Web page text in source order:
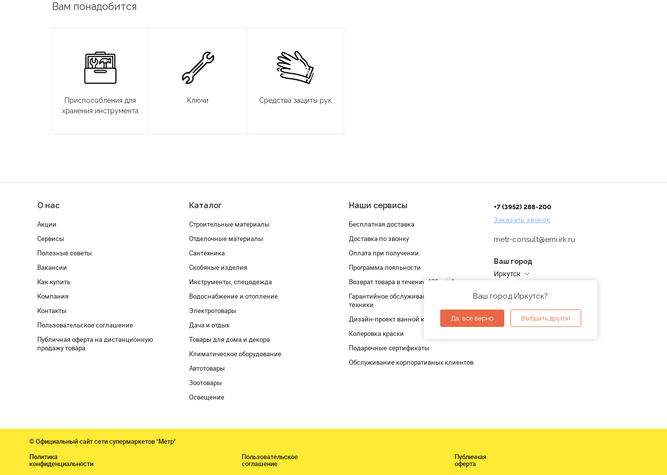
Вам понадобится
Приспособления для
хранения инструмента
Ключи Средства защиты рук
О нас
Акции
Сервисы
Полезные советы
Вакансии
Как купить
Компания
Контакты
Пользовательское соглашение
Публичная оферта на дистанционную
продажу товара
Каталог
Строительные материалы
Отделочные материалы
Сантехника
Скобяные изделия
Инструменты, спецодежда
Водоснабжение и отопление
Электротовары
Дача и отдых
Товары для дома и декора
Климатическое оборудование
Автотовары
Зоотовары
Освещение
Наши сервисы
Бесплатная доставка
Доставка по звонку
Оплата при получении
Программа лояльности
Возврат товара в течение 120 дней
Гарантийное обслуживание и проверка
техники
Дизайн-проект ванной комнаты
Колеровка краски
Подарочные сертификаты
Обслуживание корпоративных клиентов
+7 (3952) 288-200
Заказать звонок
metr-consult@emi.irk.ru
Ваш город
Иркутск
Ваш город Иркутск?
Да, все верно Выбрать другой
© Официальный сайт сети супермаркетов "Метр"
Политика
конфиденциальности
Пользовательское
соглашение
Публичная
оферта